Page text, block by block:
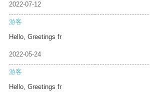
2022-07-12
游客
Hello, Greetings fr
2022-05-24
游客
Hello, Greetings fr